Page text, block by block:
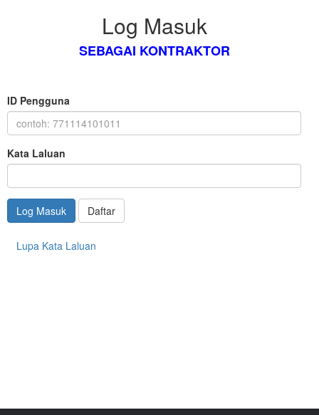
Log Masuk
SEBAGAI KONTRAKTOR
ID Pengguna
Kata Laluan
Log Masuk Daftar
Lupa Kata Laluan